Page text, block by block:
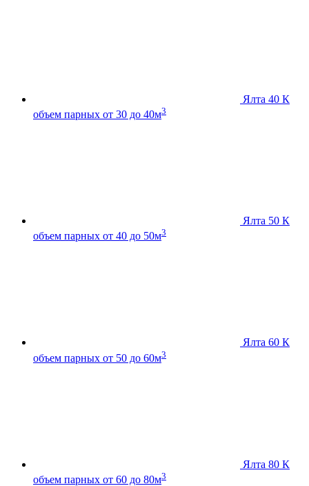
Ялта 40 К
объем парных от 30 до 40м3
Ялта 50 К
объем парных от 40 до 50м3
Ялта 60 К
объем парных от 50 до 60м3
Ялта 80 К
объем парных от 60 до 80м3